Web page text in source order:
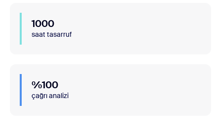
1000
saat tasarruf
%100
çağrı analizi